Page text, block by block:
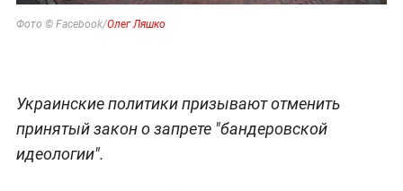
Фото © Facebook/Олег Ляшко
Украинские политики призывают отменить
принятый закон о запрете "бандеровской
идеологии".